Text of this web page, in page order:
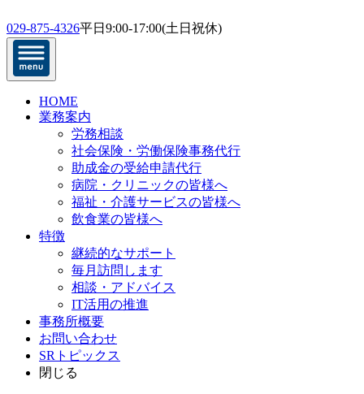
029-875-4326平日9:00-17:00(土日祝休)
HOME
業務案内
労務相談
社会保険・労働保険事務代行
助成金の受給申請代行
病院・クリニックの皆様へ
福祉・介護サービスの皆様へ
飲食業の皆様へ
特徴
継続的なサポート
毎月訪問します
相談・アドバイス
IT活用の推進
事務所概要
お問い合わせ
SRトピックス
閉じる